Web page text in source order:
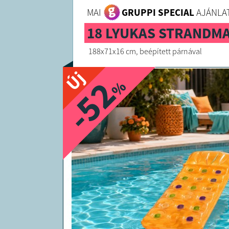
MAI GRUPPI SPECIAL
18 LYUKAS
188x71x16 cm, beépített párnával
Új
-52
%